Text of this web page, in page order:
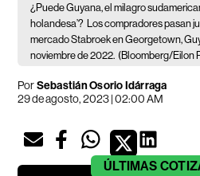
¿Puede Guyana, el milagro
holandesa’?
Los compradores pasan
mercado Stabroek en Georgetown,
noviembre de 2022. (Bloomberg/Eilon
PorSebastián Osorio Idárraga
29 de agosto, 2023 | 02:00 AM
ÚLTIMAS